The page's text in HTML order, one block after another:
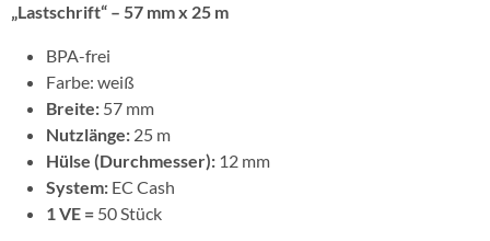
„Lastschrift“ – 57 mm x 25 m
BPA-frei
Farbe: weiß
Breite: 57 mm
Nutzlänge: 25 m
Hülse (Durchmesser): 12 mm
System: EC Cash
1 VE = 50 Stück